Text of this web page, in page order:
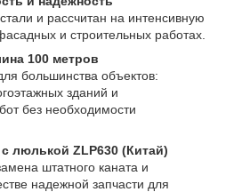
и рассчитан на интенсивную
и строительных работах.
100 метров
большинства объектов:
зданий и
без необходимости
люлькой ZLP630 (Китай)
штатного каната и
надежной запчасти для